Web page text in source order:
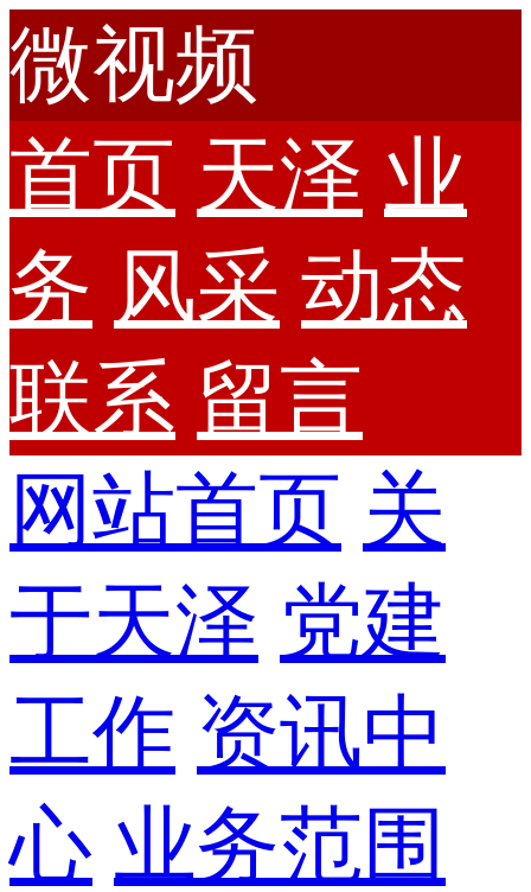
微视频
首页 天泽 业
务 风采 动态
联系 留言
网站首页 关
于天泽 党建
工作 资讯中
心 业务范围